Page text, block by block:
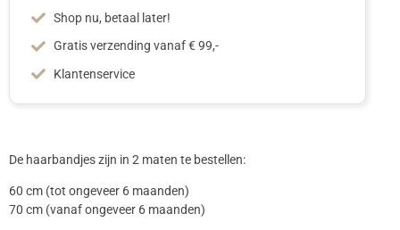
Shop nu, betaal later!
Gratis verzending vanaf € 99,-
Klantenservice
De haarbandjes zijn in 2 maten te bestellen:
60 cm (tot ongeveer 6 maanden)
70 cm (vanaf ongeveer 6 maanden)